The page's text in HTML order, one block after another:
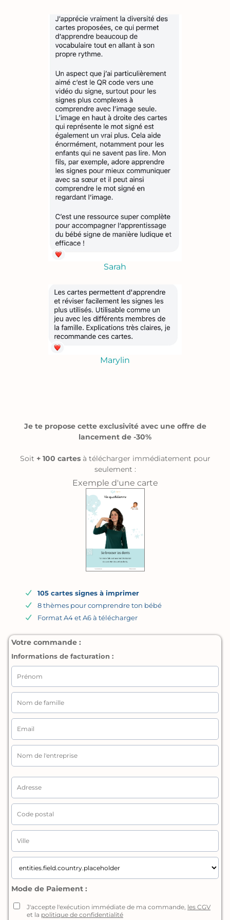
Sarah
Marylin
Je te propose cette exclusivité avec une offre de
lancement de -30%
Soit + 100 cartesà télécharger immédiatement pour
seulement :
Exemple d'une carte
105 cartes signes à imprimer
8 thèmes pour comprendre ton bébé
Format A4 et A6 à télécharger
Votre commande :
Informations de facturation :
Mode de Paiement :
J'accepte l'exécution immédiate de ma commande, les CGV
et la politique de confidentialité